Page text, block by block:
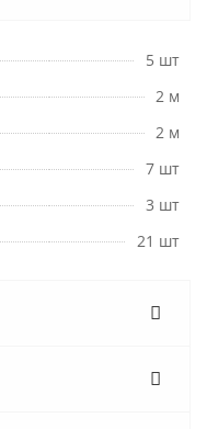
5 шт
2 м
2 м
7 шт
3 шт
21 шт